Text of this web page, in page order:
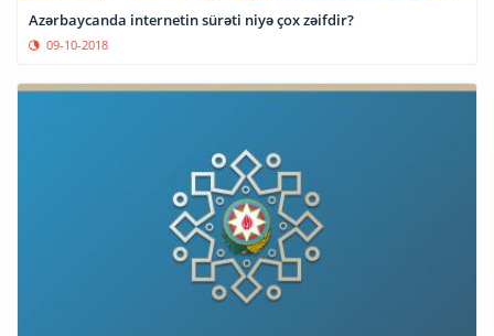
Azərbaycanda internetin sürəti niyə çox zəifdir?
09-10-2018